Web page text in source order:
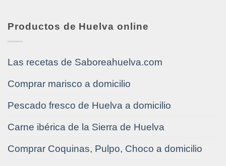
Productos de Huelva online
Las recetas de Saboreahuelva.com
Comprar marisco a domicilio
Pescado fresco de Huelva a domicilio
Carne ibérica de la Sierra de Huelva
Comprar Coquinas, Pulpo, Choco a domicilio